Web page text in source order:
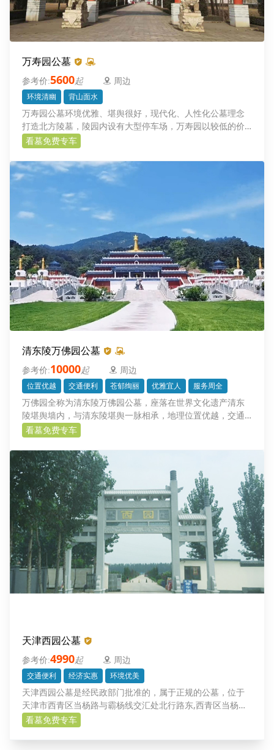
万寿园公墓
5600起 周边
环境清幽 背山面水
万寿园公墓环境优雅、堪舆很好，现代化、人性化公墓理念
打造北方陵墓，陵园内设有大型停车场，万寿园以较低的价
格、更好的服务回报人民群众
看墓免费专车
清东陵万佛园公墓
10000起 周边
位置优越 交通便利 苍郁绚丽 优雅宜人 服务周全
万佛园全称为清东陵万佛园公墓，座落在世界文化遗产清东
陵堪舆墙内，与清东陵堪舆一脉相承，地理位置优越，交通
便利。万佛园将佛教文化和孝道文化与现代园林艺术有机融
合，形成一道亮丽的风景线。
看墓免费专车
天津西园公墓
4990起 周边
交通便利 经济实惠 环境优美
天津西园公墓是经民政部门批准的，属于正规的公墓，位于
天津市西青区当杨路与霸杨线交汇处北行路东,西青区当杨公
路3公里处，距离天津南站西行10公里，交通便利，日常祭拜
还是比较便捷，另外整体环境优美，给您的亲人一片净土,让
逝者在天堂给亲人们以无限的庇佑。西园公墓将是您理想的
看墓免费专车